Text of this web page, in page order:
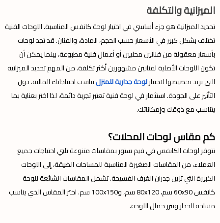
الميزانية والتكلفة
تحديد الميزانية هو جزء أساسي في اختيار لوحة كانفس المناسبة. اللوحات الفنية
تختلف بشكل كبير في الأسعار حسب الحجم، المادة، والفنان. قد تجد لوحات
بأسعار معقولة من فنانين محليين أو أعمال فنية مطبوعة، بينما يمكن أن
تكون اللوحات الأصلية لفنانين مشهورين أكثر تكلفة. من المهم تحديد الميزانية
التي تريد تخصيصها لاختيارلوحة جدارية للمنزلتناسب احتياجاتك المالية، دون
التأثير على الجودة. استثمار في لوحة فنية تعتبر تجربة دائمة، لذا اختر بعناية بما
يتناسب مع ذوقك وإمكاناتك.
كم مقاس لوحات المحلات؟
تتوفر لوحات الكانفس في فيم ستور بمقاسات متنوعة تلبي احتياجات جميع
العملاء، من المقاسات الصغيرة المناسبة للمساحات الضيقة، إلى اللوحات
الكبيرة التي تزين جدران الغرف الفسيحة. تشمل المقاسات الشائعة للوحة
كانفس 60x90 سم، 80x120 سم، و100x150 سم. اختر المقاس الذي يناسب
مساحة الجدار ويبرز جمال اللوحة.